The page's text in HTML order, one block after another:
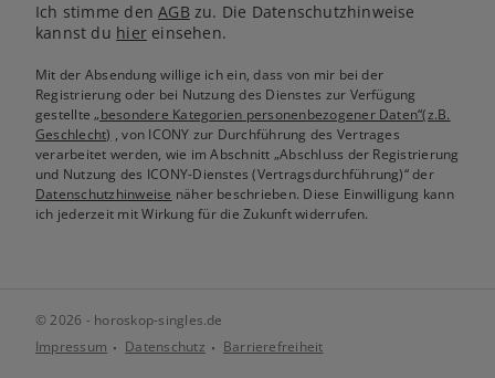
Ich stimme denAGB zu. Die Datenschutzhinweise
kannst du hiereinsehen.
Mit der Absendung willige ich ein, dass von mir bei der
Registrierung oder bei Nutzung des Dienstes zur Verfügung
gestellte„besondere Kategorien personenbezogener Daten“(z.B.
Geschlecht) , von ICONY zur Durchführung des Vertrages
verarbeitet werden, wie im Abschnitt „Abschluss der Registrierung
und Nutzung des ICONY-Dienstes (Vertragsdurchführung)“ der
Datenschutzhinweise näher beschrieben. Diese Einwilligung kann
ich jederzeit mit Wirkung für die Zukunft widerrufen.
© 2026 - horoskop-singles.de
Impressum
Datenschutz Barrierefreiheit